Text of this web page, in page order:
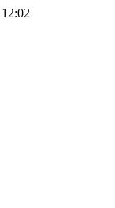
12:02